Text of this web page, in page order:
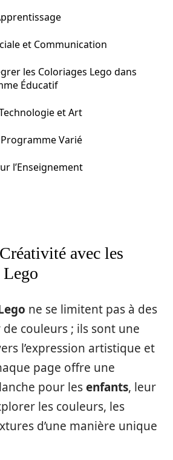
et Communication
les Coloriages Lego dans
Éducatif
et Art
Varié
l’Enseignement
avec les
ne se limitent pas à des
couleurs ; ils sont une
l’expression artistique et
page offre une
pour lesenfants, leur
les couleurs, les
d’une manière unique